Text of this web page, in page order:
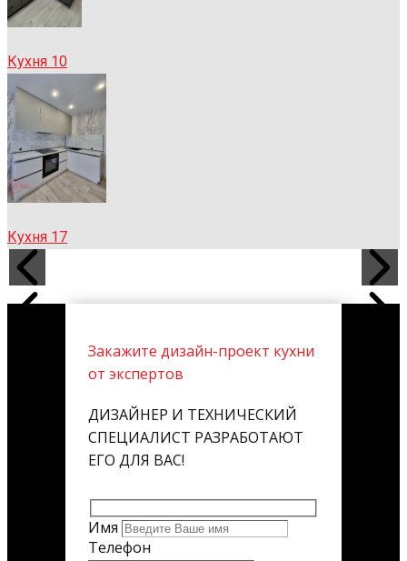
Кухня 10
Кухня 17
Закажите дизайн-проект кухни
от экспертов
ДИЗАЙНЕР И ТЕХНИЧЕСКИЙ
СПЕЦИАЛИСТ РАЗРАБОТАЮТ
ЕГО ДЛЯ ВАС!
Имя
Телефон